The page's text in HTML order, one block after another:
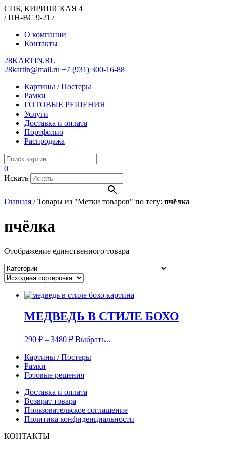
СПБ, КИРИШСКАЯ 4
/ ПН-ВС 9-21 /
О компании
Контакты
28KARTIN.RU
28kartin@mail.ru +7 (931) 300-16-88
Картины / Постеры
Рамки
ГОТОВЫЕ РЕШЕНИЯ
Услуги
Доставка и оплата
Портфолио
Распродажа
0
Искать
Главная /Товары из "Метки товаров" по тегу: пчёлка
пчёлка
Отображение единственного товара
МЕДВЕДЬ В СТИЛЕ БОХО
290 ₽ – 3480 ₽ Выбрать...
Картины / Постеры
Рамки
Готовые решения
Доставка и оплата
Возврат товара
Пользовательское соглашение
Политика конфиденциальности
КОНТАКТЫ